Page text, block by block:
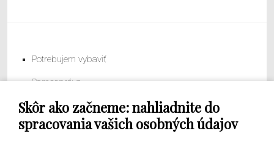
Skôr ako začneme: nahliadnite do
spracovania vašich osobných údajov
Potrebujem vybaviť
Samospráva
Obecný úrad